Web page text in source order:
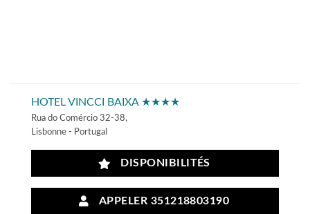
HOTEL VINCCI BAIXA ★★★★
Rua do Comércio 32-38,
Lisbonne - Portugal
DISPONIBILITÉS
APPELER 351218803190